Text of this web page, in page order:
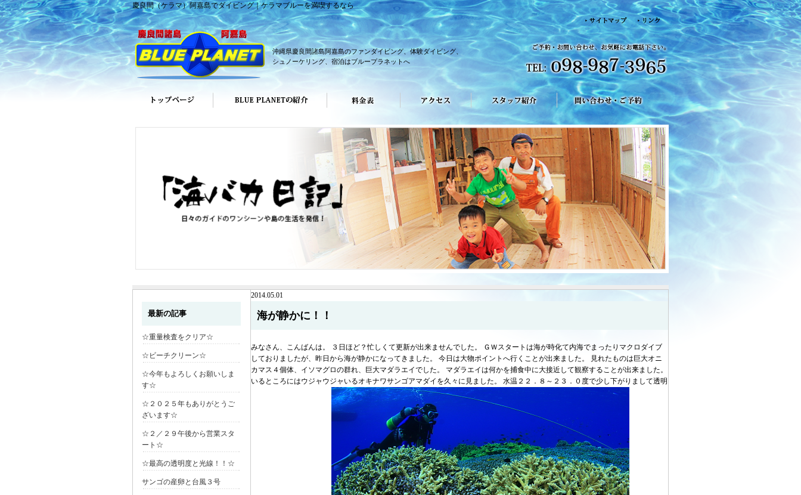
慶良間（ケラマ）阿嘉島でダイビング｜ケラマブルーを満喫するなら
沖縄県慶良間諸島阿嘉島のファンダイビング、体験ダイビング、
シュノーケリング、宿泊はブループラネットへ
最新の記事
☆重量検査をクリア☆
☆ビーチクリーン☆
☆今年もよろしくお願いしま
す☆
☆２０２５年もありがとうご
ざいます☆
☆２／２９午後から営業スタ
ート☆
☆最高の透明度と光線！！☆
サンゴの産卵と台風３号
2014.05.01
海が静かに！！
みなさん、こんばんは。 ３日ほど？忙しくて更新が出来ませんでした。 ＧＷスタートは海が時化て内海でまったりマクロダイブ
しておりましたが、昨日から海が静かになってきました。 今日は大物ポイントへ行くことが出来ました。 見れたものは巨大オニ
カマス４個体、イソマグロの群れ、巨大マダラエイでした。 マダラエイは何かを捕食中に大接近して観察することが出来ました。
いるところにはウジャウジャいるオキナワサンゴアマダイを久々に見ました。 水温２２．８～２３．０度で少し下がりまして透明